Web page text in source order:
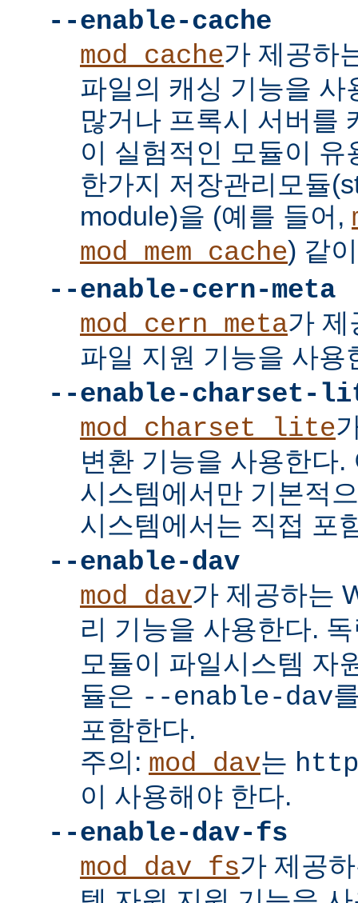
--enable-cache
mod_cache가 제공하
파일의 캐싱 기능을 사
많거나 프록시 서버를
이 실험적인 모듈이
한가지 저장관리모듈
module)을 (예를 들어,
mod_mem_cache) 같
--enable-cern-meta
mod_cern_meta가 제
파일 지원 기능을 사용
--enable-charset-
mod_charset_lite
변환 기능을 사용한다
시스템에서만 기본적
시스템에서는 직접 포
--enable-dav
mod_dav가 제공하는
리 기능을 사용한다.
모듈이 파일시스템 자
듈은 --enable-dav
포함한다.
주의: mod_dav는 http
이 사용해야 한다.
--enable-dav-fs
mod_dav_fs가 제공